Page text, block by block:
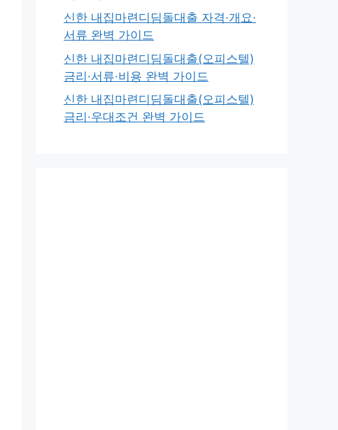
신한 내집마련디딤돌대출 자격·개요·
서류 완벽 가이드
신한 내집마련디딤돌대출(오피스텔)
금리·서류·비용 완벽 가이드
신한 내집마련디딤돌대출(오피스텔)
금리·우대조건 완벽 가이드